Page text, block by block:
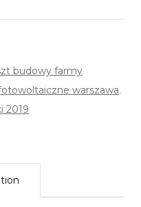
budowy farmy
warszawa,
2019